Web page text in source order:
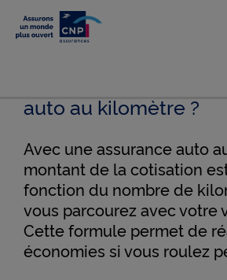
Particuliers
Le
Nos
solutions
Questions,
réponses
Particuliers
Le Mag
l'assurance
claire et
utile
Comment
fonctionne
l’assurance
auto au
kilomètre
auto au kilomètre ?
Avec une assurance auto
montant de la cotisation
fonction du nombre de
vous parcourez avec votre
Cette formule permet de
économies si vous roulez